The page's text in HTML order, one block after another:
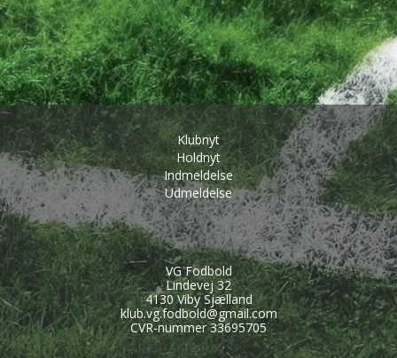
Klubnyt
Holdnyt
Indmeldelse
Udmeldelse
VG Fodbold
Lindevej 32
4130 Viby Sjælland
klub.vg.fodbold@gmail.com
CVR-nummer 33695705